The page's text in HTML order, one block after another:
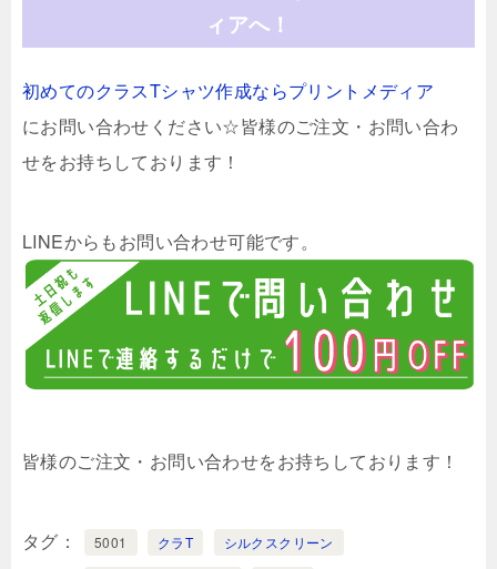
ィアへ！
初めてのクラスTシャツ作成ならプリントメディア
にお問い合わせください☆皆様のご注文・お問い合わ
せをお持ちしております！
LINEからもお問い合わせ可能です。
皆様のご注文・お問い合わせをお持ちしております！
タグ 5001 クラT
シルクスクリーン